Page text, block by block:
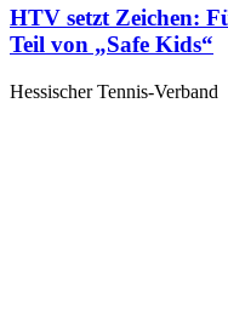
HTV setzt Zeichen:
Teil von „Safe Kids“
Hessischer Tennis-Verband